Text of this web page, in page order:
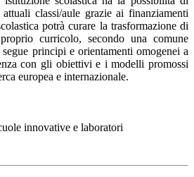
classi/aule grazie ai finanziamenti
potrà curare la trasformazione di
curricolo, secondo una comune
principi e orientamenti omogenei a
con gli obiettivi e i modelli promossi
europea e internazionale.
innovative e laboratori